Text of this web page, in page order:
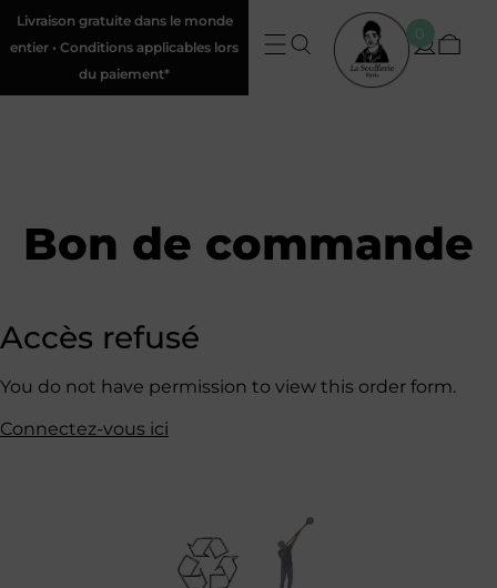
Livraison gratuite dans le monde
entier • Conditions applicables lors
du paiement*
0
Bon de commande
Accès refusé
You do not have permission to view this order form.
Connectez-vous ici